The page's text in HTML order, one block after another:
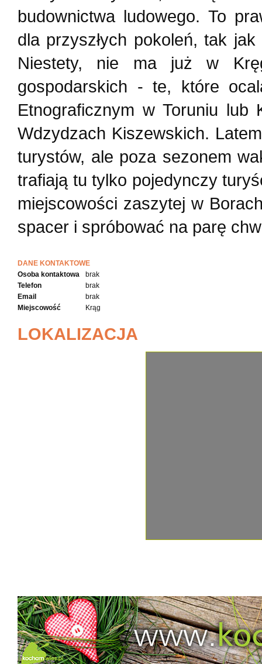
budownictwa ludowego. To
dla przyszłych pokoleń, tak
Niestety, nie ma już w
gospodarskich - te, które
Etnograficznym w Toruniu lub
Wdzydzach Kiszewskich.
turystów, ale poza sezonem
trafiają tu tylko pojedynczy
miejscowości zaszytej w
spacer i spróbować na parę
DANE KONTAKTOWE
Osoba kontaktowa
brak
Telefon
brak
Email
brak
Miejscowość
Krąg
LOKALIZACJA